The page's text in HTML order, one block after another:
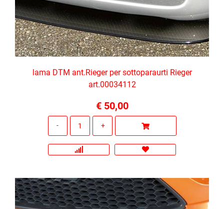
lama DTM ant.Rieger per sottoparaurti Rieger
art.00034112
€ 50,00